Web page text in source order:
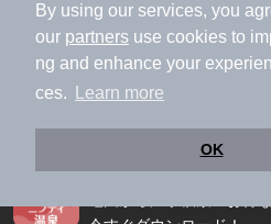
By using our services, you
our partners use cookies to
ng and enhance your
ces.
Learn more
OK
おトク情報やクーポン
ニフティ温泉アプリ